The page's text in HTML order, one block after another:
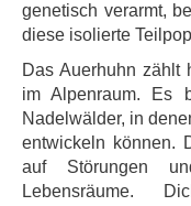
genetisch verarmt,
diese isolierte
Das Auerhuhn zählt
im Alpenraum. Es
Nadelwälder, in
entwickeln können.
auf Störungen
Lebensräume.